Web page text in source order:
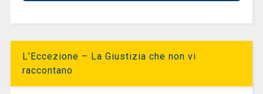
L’Eccezione – La Giustizia che non vi
raccontano